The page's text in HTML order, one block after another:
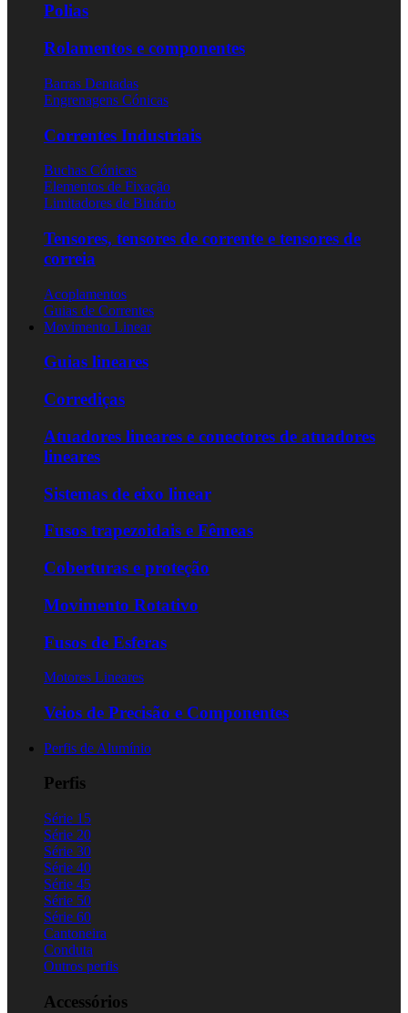
Polias
Rolamentos e componentes
Barras Dentadas
Engrenagens Cónicas
Correntes Industriais
Buchas Cónicas
Elementos de Fixação
Limitadores de Binário
Tensores, tensores de corrente e tensores de
correia
Acoplamentos
Guias de Correntes
Movimento Linear
Guias lineares
Corrediças
Atuadores lineares e conectores de atuadores
lineares
Sistemas de eixo linear
Fusos trapezoidais e Fêmeas
Coberturas e proteção
Movimento Rotativo
Fusos de Esferas
Motores Lineares
Veios de Precisão e Componentes
Perfis de Alumínio
Perfis
Série 15
Série 20
Série 30
Série 40
Série 45
Série 50
Série 60
Cantoneira
Conduta
Outros perfis
Accessórios